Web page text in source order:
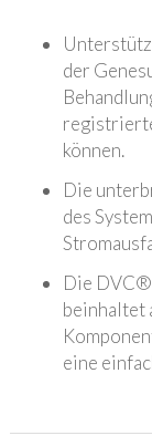
der
können.
Die
des
Die
eine